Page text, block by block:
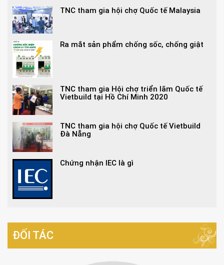
TNC tham gia hội chợ Quốc tế Malaysia
Ra mắt sản phẩm chống sốc, chống giật
TNC tham gia Hội chợ triển lãm Quốc tế
Vietbuild tại Hồ Chí Minh 2020
TNC tham gia hội chợ Quốc tế Vietbuild
Đà Nẵng
Chứng nhận IEC là gì
ĐỐI TÁC